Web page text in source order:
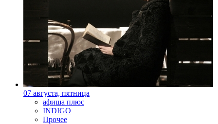
07 августа, пятница
афиша плюс
INDIGO
Прочее